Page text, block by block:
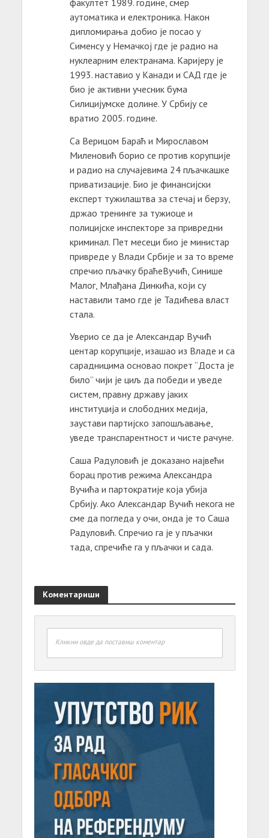
факултет 1989. године, смер
аутоматика и електроника. Након
дипломирања добио је посао у
Сименсу у Немачкој где је радио на
нуклеарним електранама. Каријеру је
1993. наставио у Канади и САД где је
био је активни учесник бума
Силицијумске долине. У Србију се
вратио 2005. године.
Са Верицом Бараћ и Мирославом
Миленовић борио се против корупције
и радио на случајевима 24 пљачкашке
приватизације. Био је финансијски
експерт тужилаштва за стечај и берзу,
држао тренинге за тужиоце и
полицијске инспекторе за привредни
криминал. Пет месеци био је министар
привреде у Влади Србије и за то време
спречио пљачку браћеВучић, Синише
Малог, Млађана Динкића, који су
наставили тамо где је Тадићева власт
стала.
Уверио се да је Александар Вучић
центар корупције, изашао из Владе и са
сарадницима основао покрет “Доста је
било” чији је циљ да победи и уведе
систем, правну државу јаких
институција и слободних медија,
заустави партијско запошљавање,
уведе транспарентност и чисте рачуне.
Саша Радуловић је доказано највећи
борац против режима Александра
Вучића и партократије која убија
Србију. Ако Александар Вучић некога не
сме да погледа у очи, онда је то Саша
Радуловић. Спречио га је у пљачки
тада, спречиће га у пљачки и сада.
Коментариши
Кликни овде да поставиш коментар